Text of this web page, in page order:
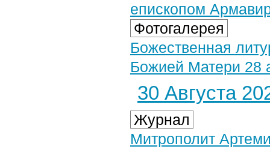
епископом
Фотогалерея
Божественная
Божией Матери 28
30 Августа
Журнал
Митрополит